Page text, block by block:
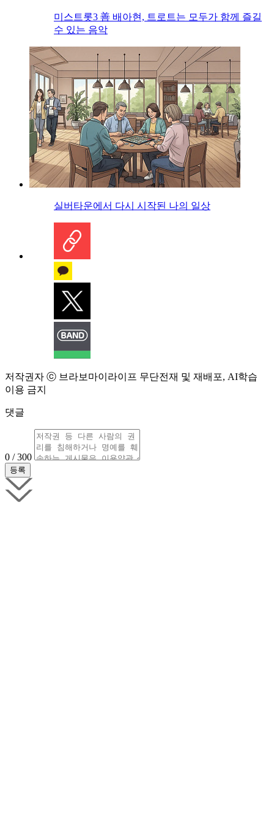
미스트롯3 善 배아현, 트로트는 모두가 함께 즐길
수 있는 음악
실버타운에서 다시 시작된 나의 일상
저작권자 ⓒ 브라보마이라이프 무단전재 및 재배포, AI학습
이용 금지
댓글
0 / 300